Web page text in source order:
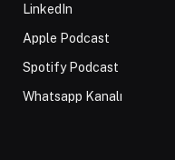
LinkedIn
Apple Podcast
Spotify Podcast
Whatsapp Kanalı